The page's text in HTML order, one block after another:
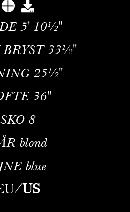
5' 10½''
BRYST33½''
25½''
36''
SKO 8
blond
blue
/US